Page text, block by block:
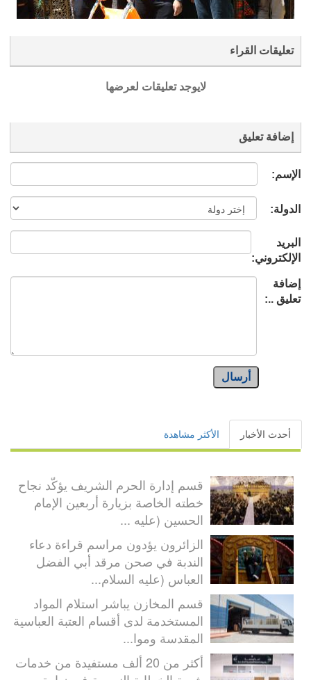
تعليقات القراء
لايوجد تعليقات لعرضها
إضافة تعليق
الإسم:
الدولة:
البريد
الإلكتروني:
إضافة
تعليق ..:
أرسال
أحدث الأخبار الأكثر مشاهدة
قسم إدارة الحرم الشريف يؤكّد نجاح
خطته الخاصة بزيارة أربعين الإمام
الحسين (عليه ...
الزائرون يؤدون مراسم قراءة دعاء
الندبة في صحن مرقد أبي الفضل
العباس (عليه السلام...
قسم المخازن يباشر استلام المواد
المستخدمة لدى أقسام العتبة العباسية
المقدسة وموا...
أكثر من 20 ألف مستفيدة من خدمات